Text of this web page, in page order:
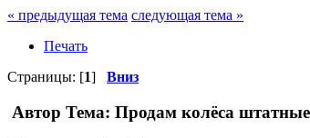
« предыдущая тема следующая тема »
Печать
Страницы: [1] Вниз
Автор Тема: Продам колёса